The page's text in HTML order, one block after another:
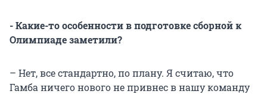
- Какие-то особенности в подготовке сборной к
Олимпиаде заметили?
– Нет, все стандартно, по плану. Я считаю, что
Гамба ничего нового не привнес в нашу команду